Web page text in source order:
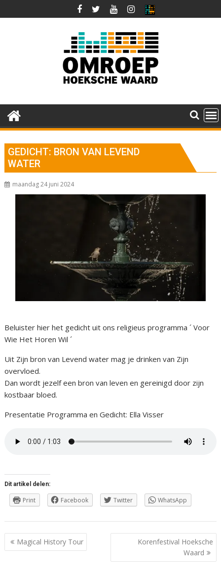
naar
GEDICHT: BRON VAN LEVEND
WATER
maandag 24 juni 2024
Beluister hier het gedicht uit ons religieus programma ´ Voor
Wie Het Horen Wil ´
Uit Zijn bron van Levend water mag je drinken van Zijn
overvloed.
Dan wordt jezelf een bron van leven en gereinigd door zijn
kostbaar bloed.
Presentatie Programma en Gedicht: Ella Visser
Dit artikel delen:
Print Facebook Twitter WhatsApp
Berichtnavigatie
Magical History Tour
Korenfestival Hoeksche
Waard